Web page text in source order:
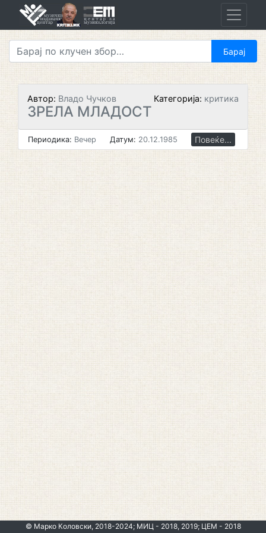
Автор: Владо Чучков Категорија: критика
ЗРЕЛА МЛАДОСТ
Периодика: Вечер Датум: 20.12.1985 Повеќе...
© Марко Коловски, 2018-2024; МИЦ - 2018, 2019; ЦЕМ - 2018